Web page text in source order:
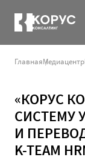
ГлавнаяМедиацентр
«КОРУС
СИСТЕМУ
И
K-TEAM